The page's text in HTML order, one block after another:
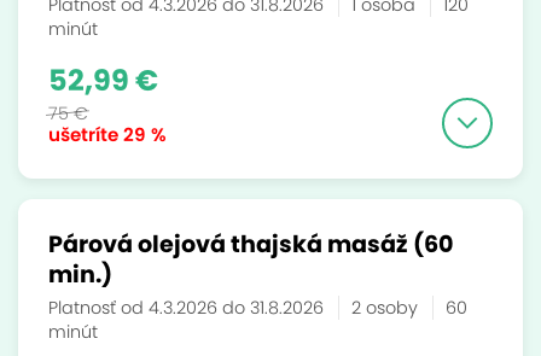
Platnosť od 4.3.2026 do 31.8.2026 1 osoba
120
minút
ušetríte29 %
52,99 €
75 €
Párová olejová thajská masáž (60
min.)
Platnosť od 4.3.2026 do 31.8.2026 2 osoby
60
minút